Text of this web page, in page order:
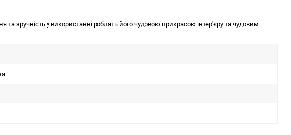
зручність у використанні роблять його чудовою прикрасою інтер'єру та чудовим